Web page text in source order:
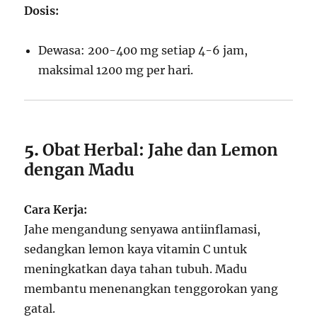
Dosis:
Dewasa: 200-400 mg setiap 4-6 jam,
maksimal 1200 mg per hari.
5.Obat Herbal: Jahe dan Lemon
dengan Madu
Cara Kerja:
Jahe mengandung senyawa antiinflamasi,
sedangkan lemon kaya vitamin C untuk
meningkatkan daya tahan tubuh. Madu
membantu menenangkan tenggorokan yang
gatal.